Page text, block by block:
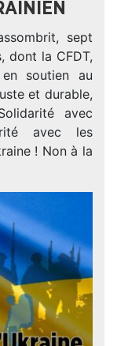
sept
dont la CFDT,
soutien au
et durable,
avec
avec les
! Non à la